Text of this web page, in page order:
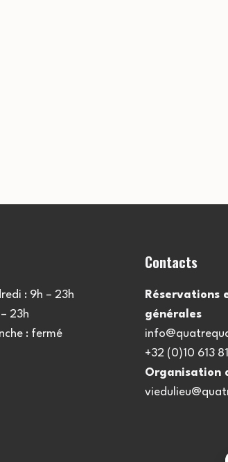
: 9h – 23h
23h
: fermé
Contacts
Réservations
générales
+32 (0)10 613
Organisation